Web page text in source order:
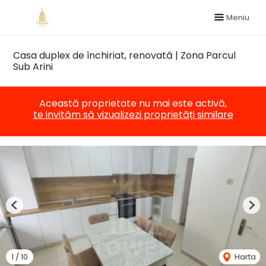
Meniu
Casa duplex de închiriat, renovată | Zona Parcul
Sub Arini
Această proprietate nu mai este activă,
te invităm să vizualizezi proprietăți similare
1 / 10 Harta
Previous